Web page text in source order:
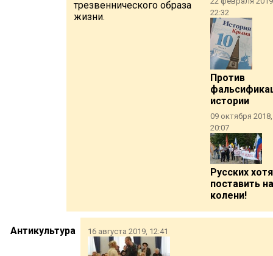
трезвеннического образа
жизни.
22:32
Против
истории
09 октября 2018,
20:07
Русских
поставить на
колени!
Антикультура 16 августа 2019, 12:41